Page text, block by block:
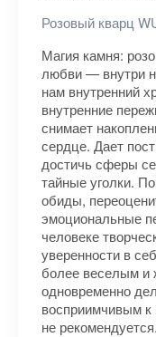
Розовый кварц
Магия камня:
любви — внутри
нам внутренний
внутренние
снимает
сердце. Дает
достичь сферы
тайные уголки.
обиды,
эмоциональные
человеке
уверенности в
более веселым и
одновременно
восприимчивым к
не рекомендуется.